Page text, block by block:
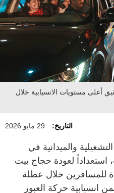
أعلى مستويات الانسيابية خلال
التاريخ: 29 مايو 2026
والميدانية في
استعداداً لعودة حجاج بيت
للمسافرين خلال عطلة
انسيابية حركة العبور